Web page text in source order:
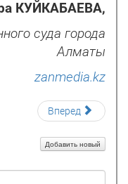
КУЙКАБАЕВА,
суда города
Алматы
zanmedia.kz
Вперед
Добавить новый